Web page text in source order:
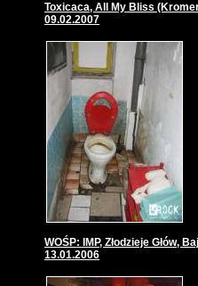
Toxicaca, All My Bliss
09.02.2007
WOŚP: IMP, Złodzieje Głów,
13.01.2006